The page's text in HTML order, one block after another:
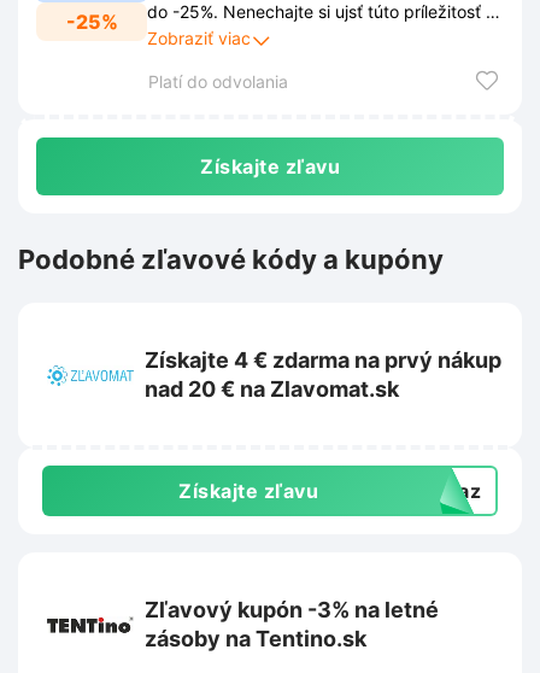
-25%
do -25%. Nenechajte si ujsť túto príležitosť a
vybavte sa na svoje dobrodružstvá za
Zobraziť viac
Platí do odvolania
Získajte zľavu
Podobné zľavové kódy a kupóny
Získajte 4 € zdarma na prvý nákup
nad 20 € na Zlavomat.sk
Získajte zľavu dkaz
Zľavový kupón -3% na letné
zásoby na Tentino.sk